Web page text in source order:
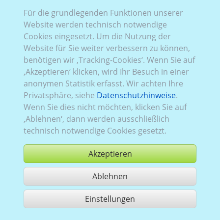
kaufen
1 Treffer teilen
Für die grundlegenden Funktionen unserer
Website werden technisch notwendige
Cookies eingesetzt. Um die Nutzung der
Website für Sie weiter verbessern zu können,
benötigen wir ‚Tracking-Cookies‘. Wenn Sie auf
‚Akzeptieren‘ klicken, wird Ihr Besuch in einer
anonymen Statistik erfasst. Wir achten Ihre
Privatsphäre, siehe Datenschutzhinweise.
Wenn Sie dies nicht möchten, klicken Sie auf
‚Ablehnen‘, dann werden ausschließlich
technisch notwendige Cookies gesetzt.
Akzeptieren
Ablehnen
Einstellungen